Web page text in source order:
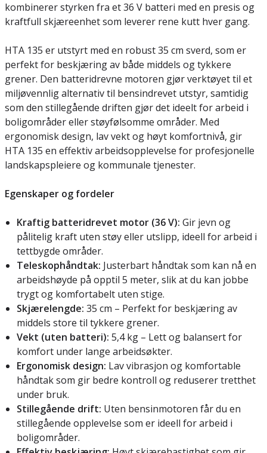
kombinerer styrken fra et 36 V batteri med en presis og
kraftfull skjæreenhet som leverer rene kutt hver gang.
HTA 135 er utstyrt med en robust 35 cm sverd, som er
perfekt for beskjæring av både middels og tykkere
grener. Den batteridrevne motoren gjør verktøyet til et
miljøvennlig alternativ til bensindrevet utstyr, samtidig
som den stillegående driften gjør det ideelt for arbeid i
boligområder eller støyfølsomme områder. Med
ergonomisk design, lav vekt og høyt komfortnivå, gir
HTA 135 en effektiv arbeidsopplevelse for profesjonelle
landskapspleiere og kommunale tjenester.
Egenskaper og fordeler
Kraftig batteridrevet motor (36 V): Gir jevn og
pålitelig kraft uten støy eller utslipp, ideell for arbeid i
tettbygde områder.
Teleskophåndtak: Justerbart håndtak som kan nå en
arbeidshøyde på opptil 5 meter, slik at du kan jobbe
trygt og komfortabelt uten stige.
Skjærelengde: 35 cm – Perfekt for beskjæring av
middels store til tykkere grener.
Vekt (uten batteri): 5,4 kg – Lett og balansert for
komfort under lange arbeidsøkter.
Ergonomisk design: Lav vibrasjon og komfortable
håndtak som gir bedre kontroll og reduserer tretthet
under bruk.
Stillegående drift: Uten bensinmotoren får du en
stillegående opplevelse som er ideell for arbeid i
boligområder.